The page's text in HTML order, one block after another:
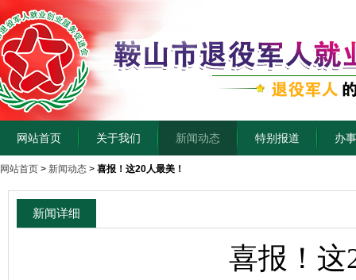
网站首页 关于我们 新闻动态 特别报道 办
网站首页 > 新闻动态 > 喜报！这20人最美！
新闻详细
喜报！这